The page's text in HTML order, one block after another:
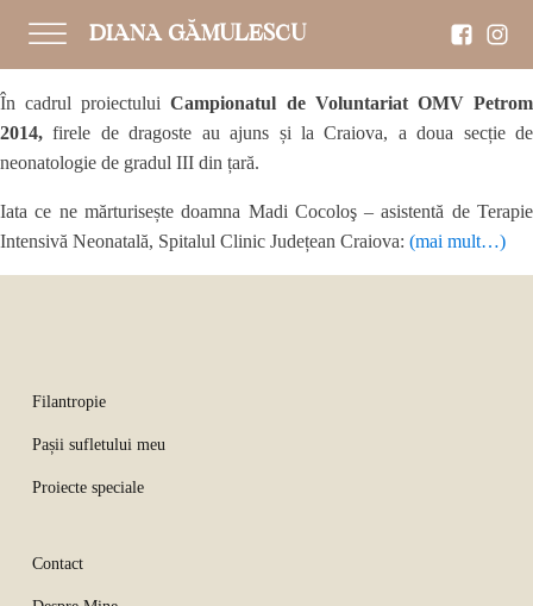
DIANA GĂMULESCU
În cadrul proiectuluiCampionatul de Voluntariat OMV Petrom
2014,firele de dragoste au ajuns și la Craiova, a doua secție de
neonatologie de gradul III din țară.
Iata ce ne mărturisește doamna Madi Cocoloş – asistentă de Terapie
Intensivă Neonatală, Spitalul Clinic Județean Craiova: (mai mult…)
Filantropie
Pașii sufletului meu
Proiecte speciale
Contact